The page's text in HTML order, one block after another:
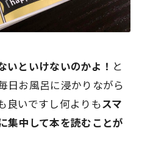
といけないのかよ！ と
日お風呂に浸かりながら
良いですし何よりもスマ
集中して本を読むことが